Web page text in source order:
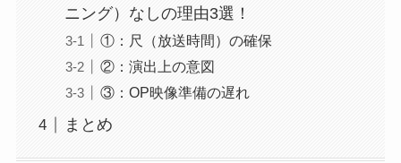
ニング）なしの理由3選！
①：尺（放送時間）の確保
②：演出上の意図
③：OP映像準備の遅れ
まとめ